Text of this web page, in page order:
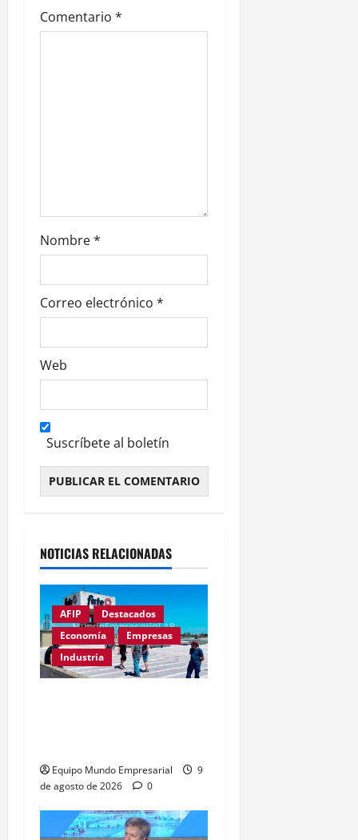
e
d
a
s
Comentario *
Nombre*
Correo electrónico *
Web
Suscríbete al boletín
NOTICIAS RELACIONADAS
AFIP
Destacados
Economía
Empresas
Industria
Equipo Mundo Empresarial
9
de agosto de 2026
0